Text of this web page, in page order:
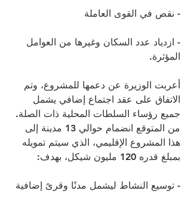
- نقص في القوى العاملة
- ازدياد عدد السكان وغيرها من العوامل
المؤثرة.
أعربت الوزيرة عن دعمها للمشروع، وتم
الاتفاق على عقد اجتماع إضافي يشمل
جميع رؤساء السلطات المحلية ذات الصلة.
من المتوقع انضمام حوالي 13 مدينة إلى
هذا المشروع الإقليمي، الذي سيتم تمويله
بمبلغ قدره 120 مليون شيكل، بهدف:
- توسيع النشاط ليشمل مدنًا وقرىً إضافية